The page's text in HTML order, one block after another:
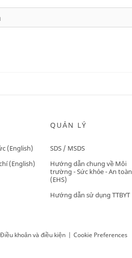
(English)
(English)
QUẢN LÝ
SDS / MSDS
Hướng dẫn chung về Môi
trường - Sức khỏe - An toàn
(EHS)
Hướng dẫn sử dụng TTBYT
Điều khoản và điều kiện | Cookie Preferences